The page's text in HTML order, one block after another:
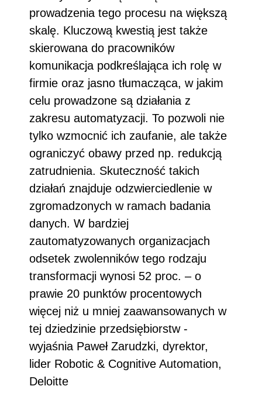
prowadzenia tego procesu na większą
skalę. Kluczową kwestią jest także
skierowana do pracowników
komunikacja podkreślająca ich rolę w
firmie oraz jasno tłumacząca, w jakim
celu prowadzone są działania z
zakresu automatyzacji. To pozwoli nie
tylko wzmocnić ich zaufanie, ale także
ograniczyć obawy przed np. redukcją
zatrudnienia. Skuteczność takich
działań znajduje odzwierciedlenie w
zgromadzonych w ramach badania
danych. W bardziej
zautomatyzowanych organizacjach
odsetek zwolenników tego rodzaju
transformacji wynosi 52 proc. – o
prawie 20 punktów procentowych
więcej niż u mniej zaawansowanych w
tej dziedzinie przedsiębiorstw -
wyjaśnia Paweł Zarudzki, dyrektor,
lider Robotic & Cognitive Automation,
Deloitte